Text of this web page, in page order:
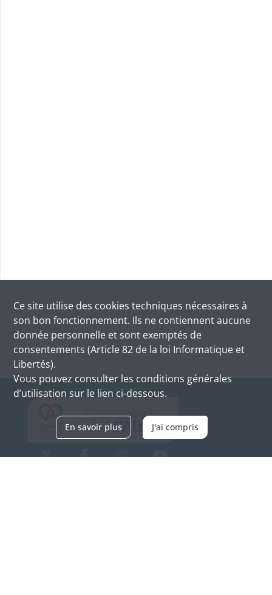
Ce site utilise des cookies techniques nécessaires à
son bon fonctionnement. Ils ne contiennent aucune
donnée personnelle et sont exemptés de
consentements (Article 82 de la loi Informatique et
Libertés).
Vous pouvez consulter les conditions générales
d’utilisation sur le lien ci-dessous.
En savoir plus J'ai compris